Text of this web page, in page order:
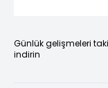
Günlük gelişmeleri
indirin